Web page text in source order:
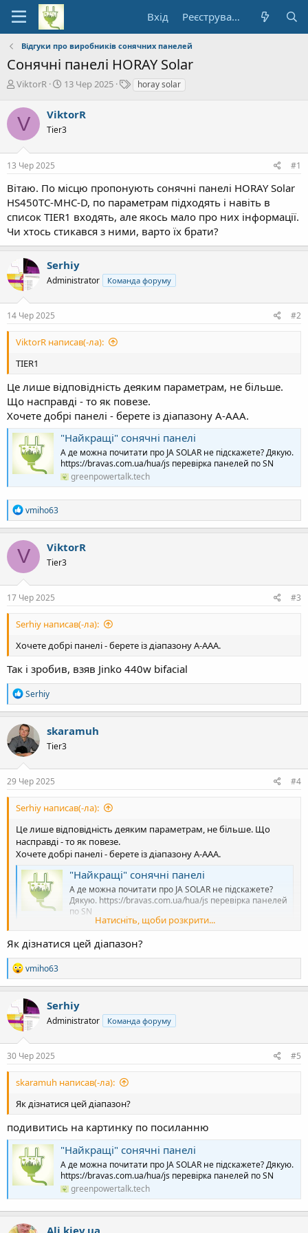
Вхід Реєстрування
Відгуки про виробників сонячних панелей
Cонячні панелі HORAY Solar
А
т
о
е
м
ViktorR
Д
а
п
ч
т
к
у
13 Чер 2025
Тhoray solar
V ViktorR
Tier3
13 Чер 2025 #1
Вітаю. По місцю пропонують сонячні панелі HORAY Solar
HS450TC-MHC-D, по параметрам підходять і навіть в
список TIER1 входять, але якось мало про них інформації.
Чи хтось стикався з ними, варто їх брати?
Serhiy
Administrator Команда форуму
14 Чер 2025 #2
ViktorR написав(-ла):
TIER1
Це лише відповідність деяким параметрам, не більше.
Що насправді - то як повезе.
Хочете добрі панелі - берете із діапазону А-ААА.
"Найкращі" сонячні панелі
А де можна почитати про JA SOLAR не підскажете? Дякую.
https://bravas.com.ua/hua/js перевірка панелей по SN
greenpowertalk.tech
Р
е
а
к
ц
і
ї
:
vmiho63
V ViktorR
Tier3
17 Чер 2025 #3
Serhiy написав(-ла):
Хочете добрі панелі - берете із діапазону А-ААА.
Так і зробив, взяв Jinko 440w bifacial
Р
е
а
к
ц
і
ї
:
Serhiy
skaramuh
Tier3
29 Чер 2025 #4
Serhiy написав(-ла):
Це лише відповідність деяким параметрам, не більше. Що
насправді - то як повезе.
Хочете добрі панелі - берете із діапазону А-ААА.
"Найкращі" сонячні панелі
А де можна почитати про JA SOLAR не підскажете?
Дякую. https://bravas.com.ua/hua/js перевірка панелей
по SN
greenpowertalk.tech
Натисніть, щоби розкрити...
Як дізнатися цей діапазон?
Р
е
а
к
ц
і
:
vmiho63
Serhiy
Administrator Команда форуму
30 Чер 2025 #5
skaramuh написав(-ла):
Як дізнатися цей діапазон?
подивитись на картинку по посиланню
"Найкращі" сонячні панелі
А де можна почитати про JA SOLAR не підскажете? Дякую.
https://bravas.com.ua/hua/js перевірка панелей по SN
greenpowertalk.tech